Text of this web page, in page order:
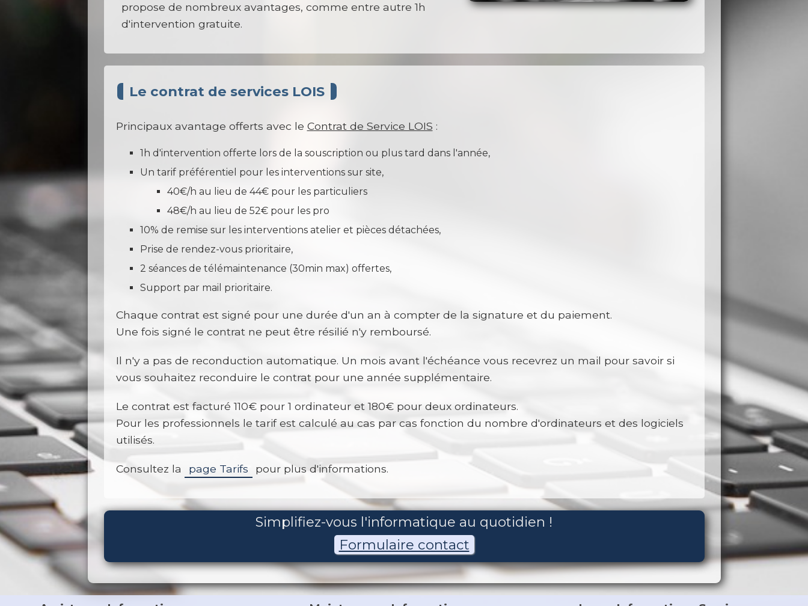
propose de nombreux avantages, comme entre autre 1h
d'intervention gratuite.
Le contrat de services LOIS
Principaux avantage offerts avec le Contrat de Service LOIS :
1h d'intervention offerte lors de la souscription ou plus tard dans l'année,
Un tarif préférentiel pour les interventions sur site,
40€/h au lieu de 44€ pour les particuliers
48€/h au lieu de 52€ pour les pro
10% de remise sur les interventions atelier et pièces détachées,
Prise de rendez-vous prioritaire,
2 séances de télémaintenance (30min max) offertes,
Support par mail prioritaire.
Chaque contrat est signé pour une durée d'un an à compter de la signature et du paiement.
Une fois signé le contrat ne peut être résilié n'y remboursé.
Il n'y a pas de reconduction automatique. Un mois avant l'échéance vous recevrez un mail pour savoir si
vous souhaitez reconduire le contrat pour une année supplémentaire.
Le contrat est facturé 110€ pour 1 ordinateur et 180€ pour deux ordinateurs.
Pour les professionnels le tarif est calculé au cas par cas fonction du nombre d'ordinateurs et des logiciels
utilisés.
Consultez la page Tarifs pour plus d'informations.
Simplifiez-vous l'informatique au quotidien !
Formulaire contact